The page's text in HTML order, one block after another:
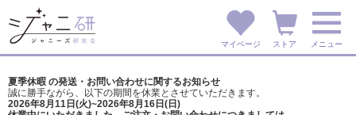
マイページ ストア メニュー
夏季休暇 の発送・お問い合わせに関するお知らせ
誠に勝手ながら、以下の期間を休業とさせていただきます。
2026年8月11日(火)~2026年8月16日(日)